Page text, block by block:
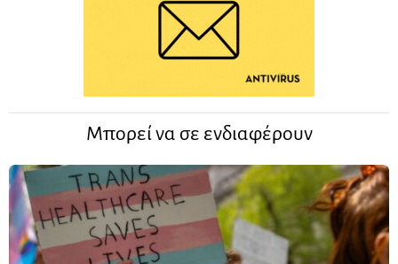
Μπορεί να σε ενδιαφέρουν